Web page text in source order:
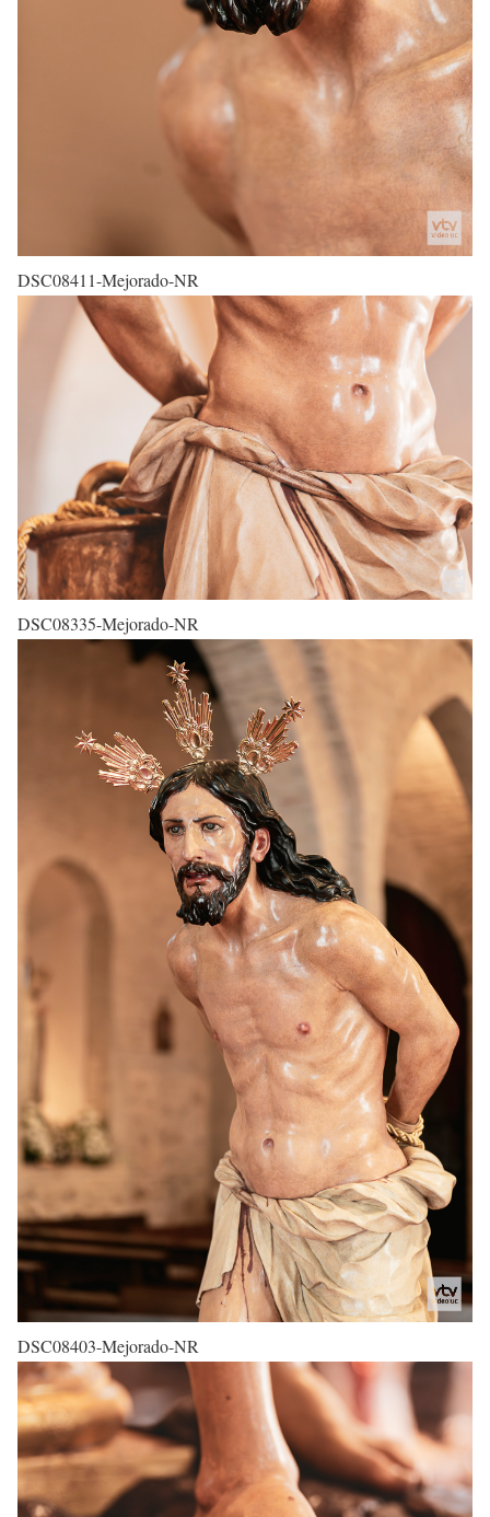
DSC08411-Mejorado-NR
DSC08335-Mejorado-NR
DSC08403-Mejorado-NR